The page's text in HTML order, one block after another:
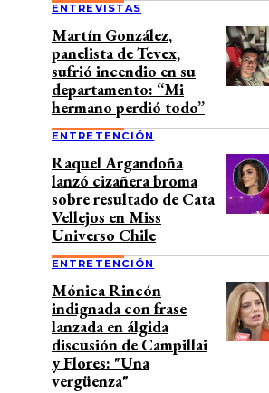
ENTREVISTAS
Martín González,
panelista de Tevex,
sufrió incendio en su
departamento: “Mi
hermano perdió todo”
ENTRETENCIÓN
Raquel Argandoña
lanzó cizañera broma
sobre resultado de Cata
Vellejos en Miss
Universo Chile
ENTRETENCIÓN
Mónica Rincón
indignada con frase
lanzada en álgida
discusión de Campillai
y Flores: "Una
vergüenza"